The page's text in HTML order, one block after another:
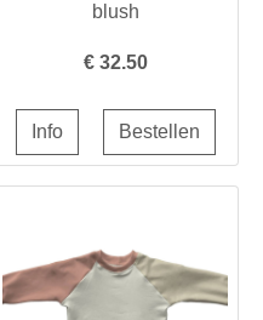
blush
€ 32.50